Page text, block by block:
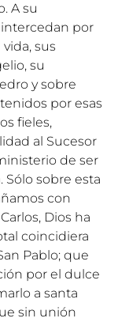
A su
por
sus
su
y sobre
por esas
fieles,
al Sucesor
de ser
sobre esta
con
Dios ha
coincidiera
Pablo; que
por el dulce
a santa
sin unión